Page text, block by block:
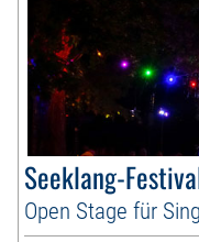
Seeklang-
Open Stage für